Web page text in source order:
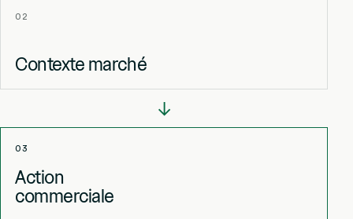
02
Contexte marché
→
03
Action
commerciale